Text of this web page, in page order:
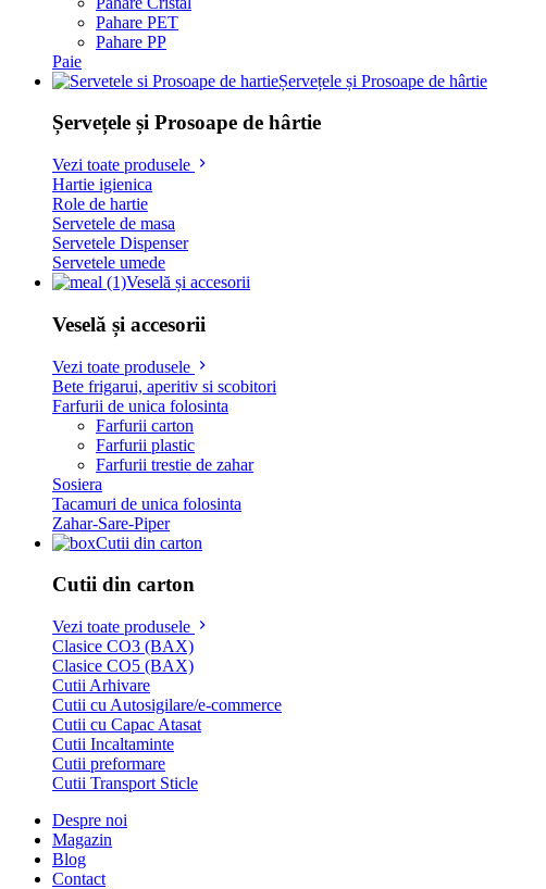
Pahare PET
Pahare PP
Paie
Șervețele și Prosoape de hârtie
Șervețele și Prosoape de hârtie
Vezi toate produsele
Hartie igienica
Role de hartie
Servetele de masa
Servetele Dispenser
Servetele umede
Veselă și accesorii
Veselă și accesorii
Vezi toate produsele
Bete frigarui, aperitiv si scobitori
Farfurii de unica folosinta
Farfurii carton
Farfurii plastic
Farfurii trestie de zahar
Sosiera
Tacamuri de unica folosinta
Zahar-Sare-Piper
Cutii din carton
Cutii din carton
Vezi toate produsele
Clasice CO3 (BAX)
Clasice CO5 (BAX)
Cutii Arhivare
Cutii cu Autosigilare/e-commerce
Cutii cu Capac Atasat
Cutii Incaltaminte
Cutii preformare
Cutii Transport Sticle
Despre noi
Magazin
Blog
Contact